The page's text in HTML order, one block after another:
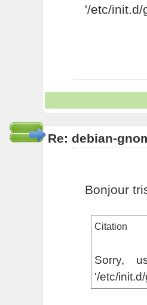
'/etc/init.d/
Re: debian-
Bonjour
Citation
Sorry,
'/etc/